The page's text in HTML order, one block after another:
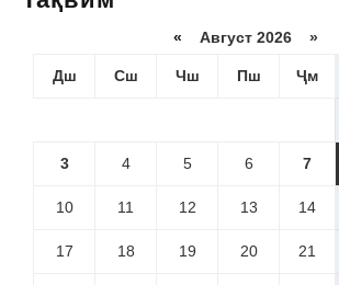
« Август 2026 »
Дш Сш Чш Пш Ҷм
3 4 5 6 7
10 11 12 13 14
17 18 19 20 21